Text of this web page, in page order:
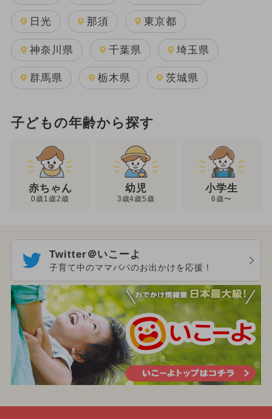
日光 那須 東京都
神奈川県 千葉県 埼玉県
群馬県 栃木県 茨城県
子どもの年齢から探す
赤ちゃん
0歳1歳2歳
幼児
3歳4歳5歳
小学生
6歳〜
Twitter＠いこーよ
子育て中のママパパのお出かけを応援！